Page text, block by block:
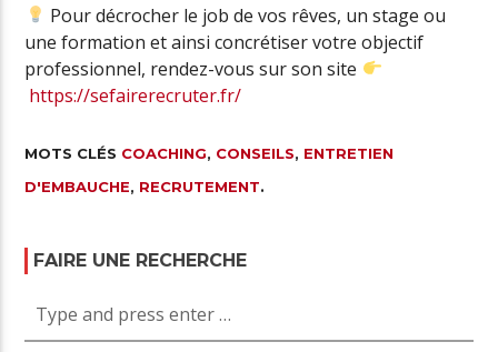
Pour décrocher le job de vos rêves, un stage ou
une formation et ainsi concrétiser votre objectif
professionnel, rendez-vous sur son site
https://sefairerecruter.fr/
MOTS CLÉS COACHING, CONSEILS, ENTRETIEN
D'EMBAUCHE, RECRUTEMENT.
FAIRE UNE RECHERCHE